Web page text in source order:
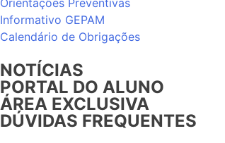
Orientações Preventivas
Informativo GEPAM
Calendário de Obrigações
NOTÍCIAS
PORTAL DO ALUNO
ÁREA EXCLUSIVA
DÚVIDAS FREQUENTES